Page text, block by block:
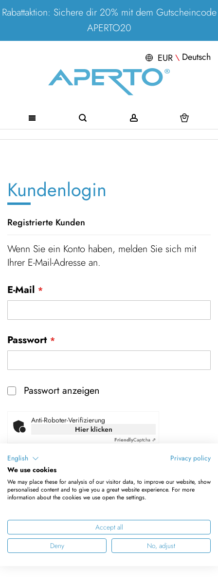
Rabattaktion: Sichere dir 20% mit dem Gutscheincode
APERTO20
EUR\ Deutsch
Direkt
Kundenlogin
Registrierte Kunden
Wenn Sie ein Konto haben, melden Sie sich mit
Ihrer E-Mail-Adresse an.
E-Mail
Passwort
Passwort anzeigen
Anti-Roboter-Verifizierung
Hier klicken
FriendlyCaptcha ⇗
Anmelden
Passwort zurücksetzen
English
Privacy policy
We use cookies
We may place these for analysis of our visitor data, to improve our website, show
personalised content and to give you a great website experience. For more
information about the cookies we use open the settings.
Accept all
Deny
No, adjust